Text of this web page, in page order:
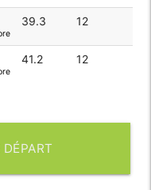
39.3 12
41.2 12